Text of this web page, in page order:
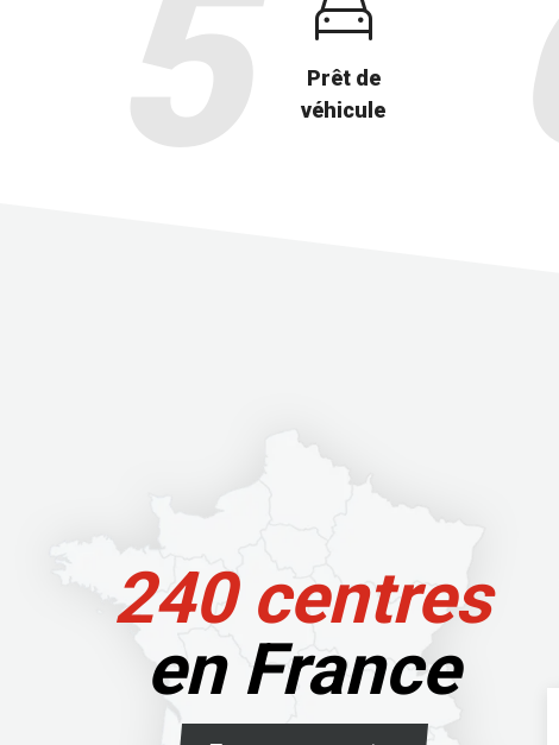
Prêt de
véhicule
240 centres
en France